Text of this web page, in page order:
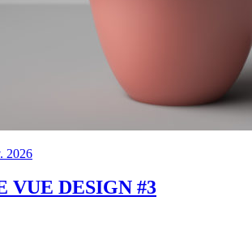
2026
VUE DESIGN #3